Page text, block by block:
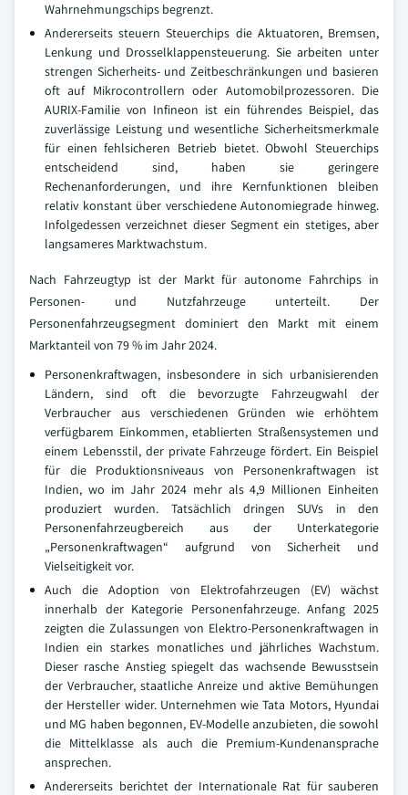
Wahrnehmungschips begrenzt.
Andererseits steuern Steuerchips die Aktuatoren, Bremsen,
Lenkung und Drosselklappensteuerung. Sie arbeiten unter
strengen Sicherheits- und Zeitbeschränkungen und basieren
oft auf Mikrocontrollern oder Automobilprozessoren. Die
AURIX-Familie von Infineon ist ein führendes Beispiel, das
zuverlässige Leistung und wesentliche Sicherheitsmerkmale
für einen fehlsicheren Betrieb bietet. Obwohl Steuerchips
entscheidend sind, haben sie geringere
Rechenanforderungen, und ihre Kernfunktionen bleiben
relativ konstant über verschiedene Autonomiegrade hinweg.
Infolgedessen verzeichnet dieser Segment ein stetiges, aber
langsameres Marktwachstum.
Nach Fahrzeugtyp ist der Markt für autonome Fahrchips in
Personen- und Nutzfahrzeuge unterteilt. Der
Personenfahrzeugsegment dominiert den Markt mit einem
Marktanteil von 79 % im Jahr 2024.
Personenkraftwagen, insbesondere in sich urbanisierenden
Ländern, sind oft die bevorzugte Fahrzeugwahl der
Verbraucher aus verschiedenen Gründen wie erhöhtem
verfügbarem Einkommen, etablierten Straßensystemen und
einem Lebensstil, der private Fahrzeuge fördert. Ein Beispiel
für die Produktionsniveaus von Personenkraftwagen ist
Indien, wo im Jahr 2024 mehr als 4,9 Millionen Einheiten
produziert wurden. Tatsächlich dringen SUVs in den
Personenfahrzeugbereich aus der Unterkategorie
„Personenkraftwagen“ aufgrund von Sicherheit und
Vielseitigkeit vor.
Auch die Adoption von Elektrofahrzeugen (EV) wächst
innerhalb der Kategorie Personenfahrzeuge. Anfang 2025
zeigten die Zulassungen von Elektro-Personenkraftwagen in
Indien ein starkes monatliches und jährliches Wachstum.
Dieser rasche Anstieg spiegelt das wachsende Bewusstsein
der Verbraucher, staatliche Anreize und aktive Bemühungen
der Hersteller wider. Unternehmen wie Tata Motors, Hyundai
und MG haben begonnen, EV-Modelle anzubieten, die sowohl
die Mittelklasse als auch die Premium-Kundenansprache
ansprechen.
Andererseits berichtet der Internationale Rat für sauberen